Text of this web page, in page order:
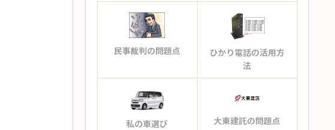
民事裁判の問題点
ひかり電話の活用方
法
私の車選び 大東建託の問題点